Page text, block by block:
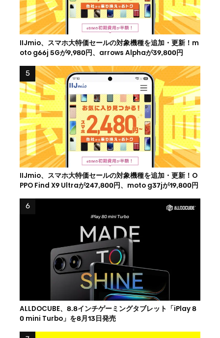
IIJmio、スマホ大特価セールの対象機種を追加・更新！m
oto g66j 5Gが9,980円、arrows Alphaが39,800円
IIJmio、スマホ大特価セールの対象機種を追加・更新！O
PPO Find X9 Ultraが247,800円、moto g37jが19,800円
ALLDOCUBE、8.8インチゲーミングタブレット「iPlay 8
0 mini Turbo」を8月13日発売